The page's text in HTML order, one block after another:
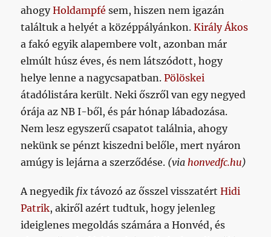
ahogyHoldampfé sem, hiszen nem igazán
találtuk a helyét a középpályánkon.Király Ákos
a fakó egyik alapembere volt, azonban már
elmúlt húsz éves, és nem látszódott, hogy
helye lenne a nagycsapatban.Pölöskei
átadólistára került. Neki őszről van egy negyed
órája az NB I-ből, és pár hónap lábadozása.
Nem lesz egyszerű csapatot találnia, ahogy
nekünk se pénzt kiszedni belőle, mert nyáron
amúgy is lejárna a szerződése. (via honvedfc.hu)
A negyedik fix távozó az ősszel visszatértHidi
Patrik, akiről azért tudtuk, hogy jelenleg
ideiglenes megoldás számára a Honvéd, és